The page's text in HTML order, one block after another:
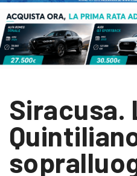
Siracusa.